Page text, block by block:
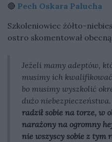
🔴 Pech Oskara Palucha
Szkoleniowiec żółto-
ostro skomentował
Jeżeli mamy adeptów,
musimy ich
bo musimy wyszkolić
dużo niebezpieczeństwa.
radził sobie na torze, w
narażony na ogromny
nie wszyscy sobie z tym